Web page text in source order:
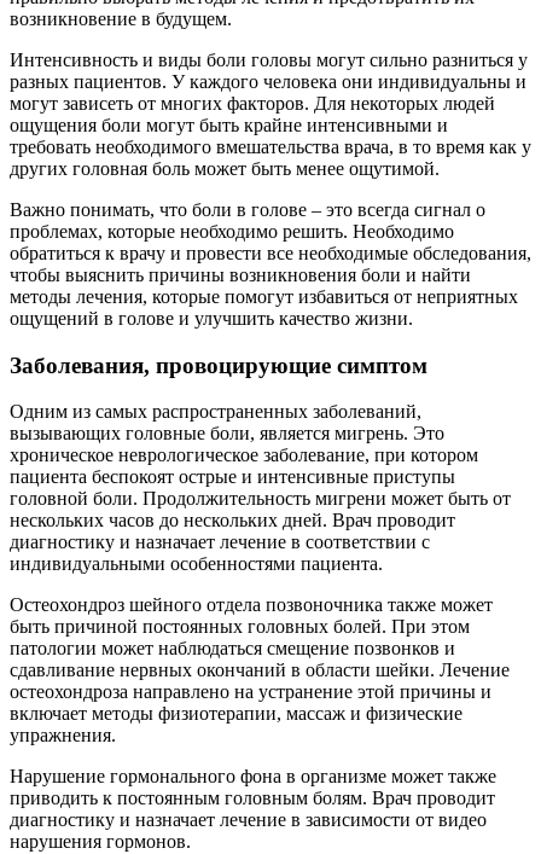
возникновение в будущем.
Интенсивность и виды боли головы могут сильно разниться у
разных пациентов. У каждого человека они индивидуальны и
могут зависеть от многих факторов. Для некоторых людей
ощущения боли могут быть крайне интенсивными и
требовать необходимого вмешательства врача, в то время как у
других головная боль может быть менее ощутимой.
Важно понимать, что боли в голове – это всегда сигнал о
проблемах, которые необходимо решить. Необходимо
обратиться к врачу и провести все необходимые обследования,
чтобы выяснить причины возникновения боли и найти
методы лечения, которые помогут избавиться от неприятных
ощущений в голове и улучшить качество жизни.
Заболевания, провоцирующие симптом
Одним из самых распространенных заболеваний,
вызывающих головные боли, является мигрень. Это
хроническое неврологическое заболевание, при котором
пациента беспокоят острые и интенсивные приступы
головной боли. Продолжительность мигрени может быть от
нескольких часов до нескольких дней. Врач проводит
диагностику и назначает лечение в соответствии с
индивидуальными особенностями пациента.
Остеохондроз шейного отдела позвоночника также может
быть причиной постоянных головных болей. При этом
патологии может наблюдаться смещение позвонков и
сдавливание нервных окончаний в области шейки. Лечение
остеохондроза направлено на устранение этой причины и
включает методы физиотерапии, массаж и физические
упражнения.
Нарушение гормонального фона в организме может также
приводить к постоянным головным болям. Врач проводит
диагностику и назначает лечение в зависимости от видео
нарушения гормонов.